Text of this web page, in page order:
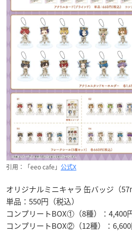
引用：「eeo cafe」 公式X
オリジナルミニキャラ 缶バッジ（
単品：550円（税込）
コンプリートBOX①（8種）：4,400
コンプリートBOX②（12種）：6,600